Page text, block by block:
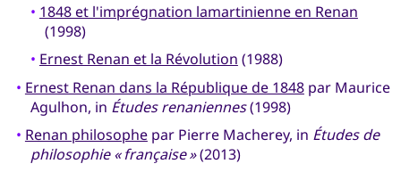
• 1848 et l'imprégnation lamartinienne en Renan
(1998)
• Ernest Renan et la Révolution (1988)
• Ernest Renan dans la République de 1848par Maurice
Agulhon, in Études renaniennes(1998)
• Renan philosophepar Pierre Macherey, in Études de
philosophie « française »(2013)